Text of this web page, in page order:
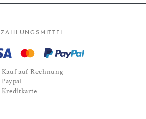
ZAHLUNGSMITTEL
Kauf auf Rechnung
Paypal
Kreditkarte